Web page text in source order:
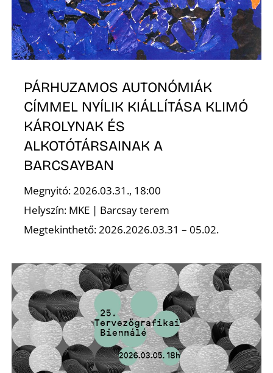
PÁRHUZAMOS AUTONÓMIÁK
CÍMMEL NYÍLIK KIÁLLÍTÁSA KLIMÓ
KÁROLYNAK ÉS
ALKOTÓTÁRSAINAK A
BARCSAYBAN
Megnyitó: 2026.03.31., 18:00
Helyszín: MKE | Barcsay terem
Megtekinthető: 2026.2026.03.31 – 05.02.